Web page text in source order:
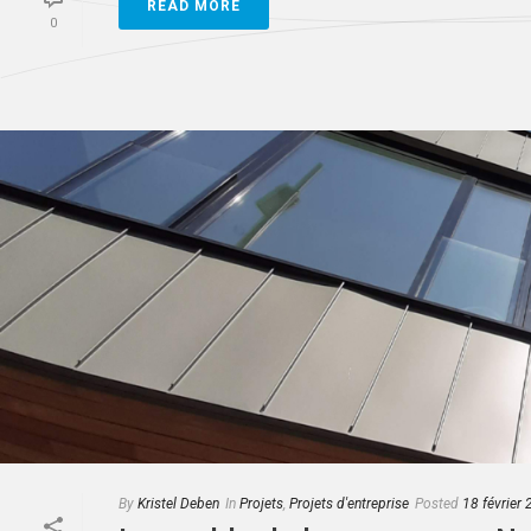
0
READ MORE
By Kristel Deben In Projets Projets d'entreprise Posted 18 février